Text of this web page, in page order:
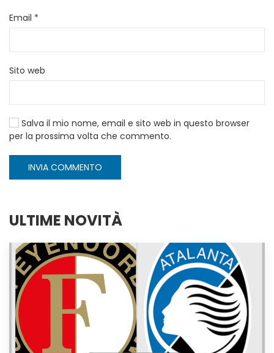
Email *
Sito web
Salva il mio nome, email e sito web in questo browser
per la prossima volta che commento.
INVIA COMMENTO
ULTIME NOVITÀ